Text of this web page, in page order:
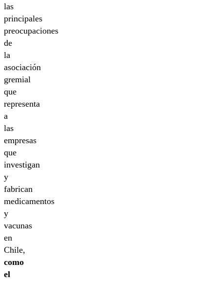
las
principales
preocupaciones
de
la
asociación
gremial
que
representa
a
las
empresas
que
investigan
y
fabrican
medicamentos
y
vacunas
en
Chile,
como
el